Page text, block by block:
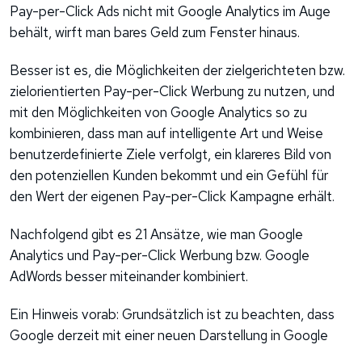
Pay-per-Click Ads nicht mit Google Analytics im Auge
behält, wirft man bares Geld zum Fenster hinaus.
Besser ist es, die Möglichkeiten der zielgerichteten bzw.
zielorientierten Pay-per-Click Werbung zu nutzen, und
mit den Möglichkeiten von Google Analytics so zu
kombinieren, dass man auf intelligente Art und Weise
benutzerdefinierte Ziele verfolgt, ein klareres Bild von
den potenziellen Kunden bekommt und ein Gefühl für
den Wert der eigenen Pay-per-Click Kampagne erhält.
Nachfolgend gibt es 21 Ansätze, wie man Google
Analytics und Pay-per-Click Werbung bzw. Google
AdWords besser miteinander kombiniert.
Ein Hinweis vorab: Grundsätzlich ist zu beachten, dass
Google derzeit mit einer neuen Darstellung in Google